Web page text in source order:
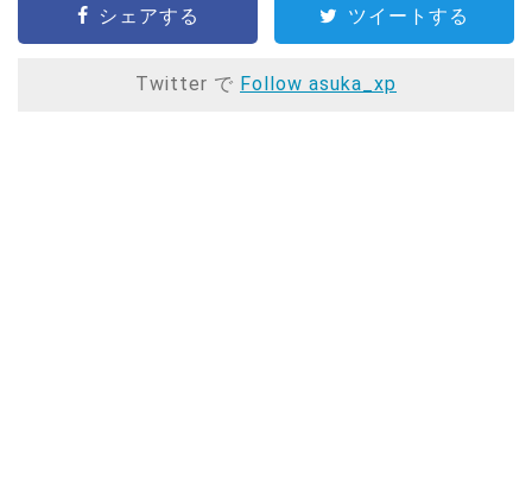
シェアする ツイートする
Twitter で Follow asuka_xp